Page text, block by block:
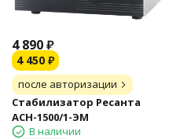
4 890₽
4 450 ₽
после авторизации
Стабилизатор Ресанта
АСН-1500/1-ЭМ
В наличии